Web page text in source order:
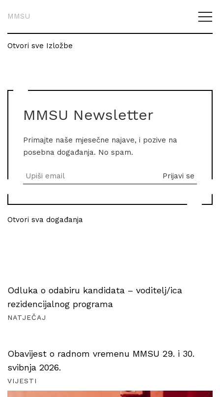
MMSU
Otvori sve Izložbe
MMSU Newsletter
Primajte naše mjesečne najave, i pozive na
posebna događanja. No spam.
Otvori sva događanja
Odluka o odabiru kandidata – voditelj/ica
rezidencijalnog programa
NATJEČAJ
Obavijest o radnom vremenu MMSU 29. i 30.
svibnja 2026.
VIJESTI